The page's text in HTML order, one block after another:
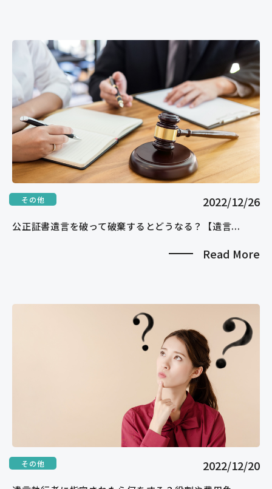
その他 2022/12/26
公正証書遺言を破って破棄するとどうなる？【遺言...
Read More
その他 2022/12/20